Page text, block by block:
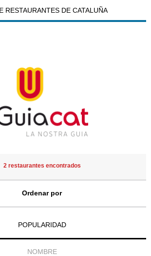
RESTAURANTES DE CATALUÑA
2 restaurantes encontrados
Ordenar por
POPULARIDAD
NOMBRE